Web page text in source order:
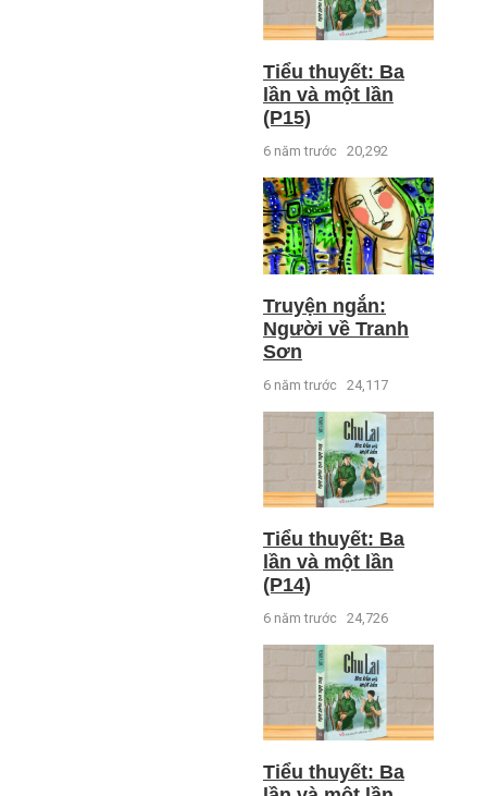
Tiểu thuyết: Ba
lần và một lần
(P15)
6 năm trước 20,292
Truyện ngắn:
Người về Tranh
Sơn
6 năm trước 24,117
Tiểu thuyết: Ba
lần và một lần
(P14)
6 năm trước 24,726
Tiểu thuyết: Ba